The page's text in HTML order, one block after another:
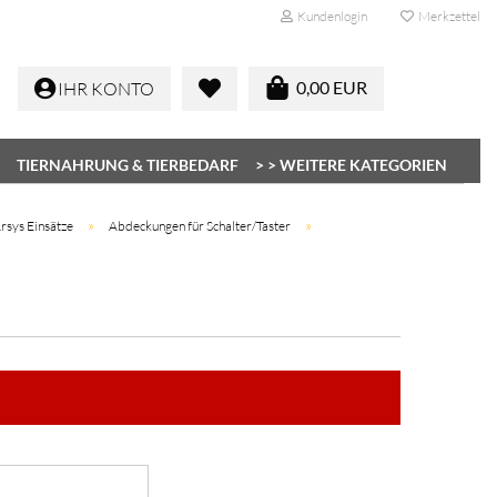
Kundenlogin Merkzettel
0,00 EUR
IHR KONTO
TIERNAHRUNG & TIERBEDARF > > WEITERE KATEGORIEN
Einsätze » Abdeckungen für Schalter/Taster »